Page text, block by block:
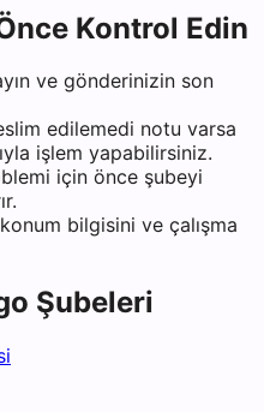
Kontrol Edin
ve gönderinizin son
edilemedi notu varsa
işlem yapabilirsiniz.
için önce şubeyi
bilgisini ve çalışma
Şubeleri